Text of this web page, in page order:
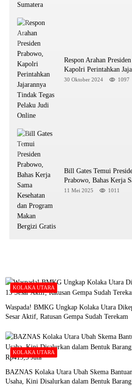
Respon Arahan
Kapolri Perintahkan
Tindak Tegas Pelaku
30 Oktober 2024 1097
Bill Gates Temui
Prabowo, Bahas Kerja
Kesehatan dan Program
11 Mei 2025 1011
KOLAKA UTARA
Waspada! BMKG Ungkap Kolaka Utara
Sesar Aktif, Ratusan Gempa Sudah Terekam
KOLAKA UTARA
BAZNAS Kolaka Utara Ubah Skema
Usaha, Kini Disalurkan dalam Bentuk